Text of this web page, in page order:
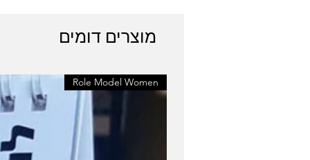
מוצרים דומים
Role Model Women